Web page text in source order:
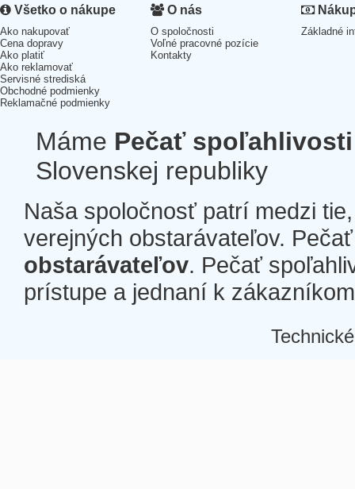
Všetko o nákupe
Ako nakupovať
Cena dopravy
Ako platiť
Ako reklamovať
Servisné strediská
Obchodné podmienky
Reklamačné podmienky
O nás
O spoločnosti
Voľné pracovné pozície
Kontakty
Základné
Máme Pečať spoľahlivosti
Slovenskej republiky
Naša spoločnosť patrí medzi
verejných obstarávateľov.
obstarávateľov. Pečať
prístupe a jednaní k